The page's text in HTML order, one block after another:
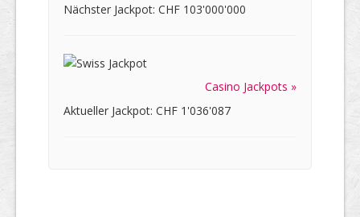
Nächster Jackpot: CHF 103'000'000
Casino Jackpots »
Aktueller Jackpot: CHF 1'036'087